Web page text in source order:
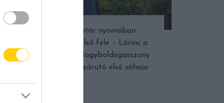
Népi naptár nyomában:
Augusztus első fele – Lőrinc a
dinnyében, Nagyboldogasszony
fénye és a nyárutó első sóhaja